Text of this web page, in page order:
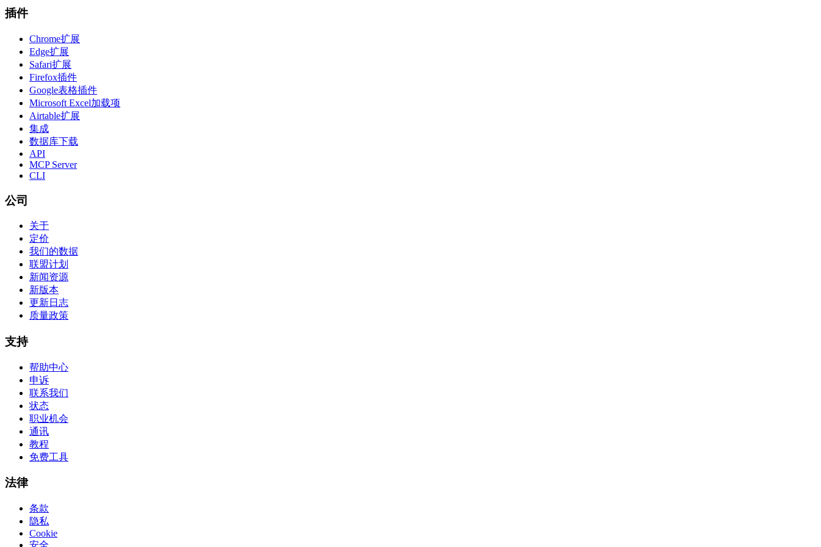
插件
Chrome扩展
Edge扩展
Safari扩展
Firefox插件
Google表格插件
Microsoft Excel加载项
Airtable扩展
集成
数据库下载
API
MCP Server
CLI
公司
关于
定价
我们的数据
联盟计划
新闻资源
新版本
更新日志
质量政策
支持
帮助中心
申诉
联系我们
状态
职业机会
通讯
教程
免费工具
法律
条款
隐私
Cookie